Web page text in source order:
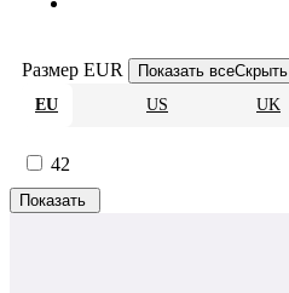
Размер EUR Показать всеСкрыть
EU
US UK
42